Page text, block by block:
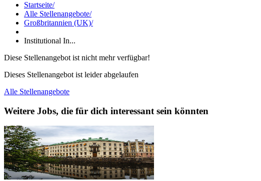
Startseite/
Alle Stellenangebote/
Großbritannien (UK)/
Institutional In...
Diese Stellenangebot ist nicht mehr verfügbar!
Dieses Stellenangebot ist leider abgelaufen
Alle Stellenangebote
Weitere Jobs, die für dich interessant sein könnten